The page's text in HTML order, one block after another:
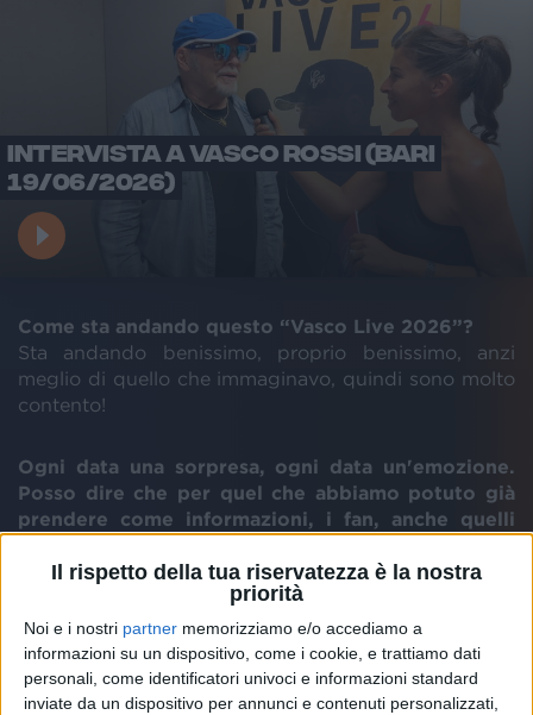
Il rispetto della tua riservatezza è la nostra
priorità
Noi e i nostri partner memorizziamo e/o accediamo a
informazioni su un dispositivo, come i cookie, e trattiamo dati
personali, come identificatori univoci e informazioni standard
inviate da un dispositivo per annunci e contenuti personalizzati,
INTERVISTA A VASCO ROSSI (BARI
19/06/2026)
Come sta andando questo “Vasco Live 2026”?
Sta andando benissimo, proprio benissimo, anzi
meglio di quello che immaginavo, quindi sono molto
contento!
Ogni data una sorpresa, ogni data un'emozione.
Posso dire che per quel che abbiamo potuto già
prendere come informazioni, i fan, anche quelli
occasione nella scaletta ci sono sparpagliate un
sacco di chicche e un sacco di bellissimi regali. Mi
verrebbe da dire che è quasi una scaletta per veri
intenditori, posso chiederti com'è che ti è venuta
l'idea di comporla in questo modo?
Hai detto proprio bene, è una scaletta per veri